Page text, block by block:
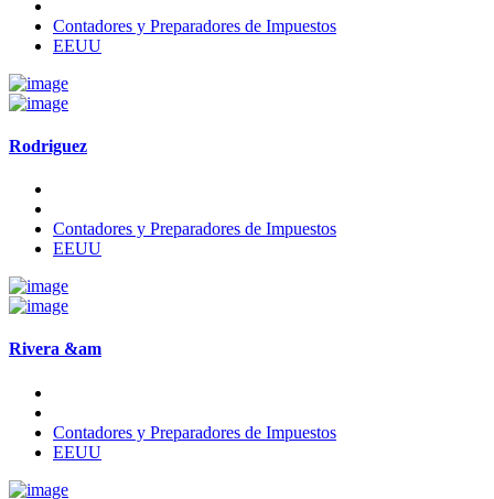
Contadores y Preparadores de Impuestos
EEUU
Rodriguez
Contadores y Preparadores de Impuestos
EEUU
Rivera &am
Contadores y Preparadores de Impuestos
EEUU